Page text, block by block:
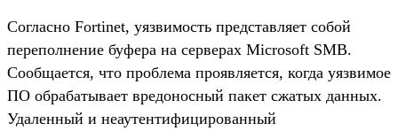
Согласно Fortinet, уязвимость представляет собой
переполнение буфера на серверах Microsoft SMB.
Сообщается, что проблема проявляется, когда уязвимое
ПО обрабатывает вредоносный пакет сжатых данных.
Удаленный и неаутентифицированный